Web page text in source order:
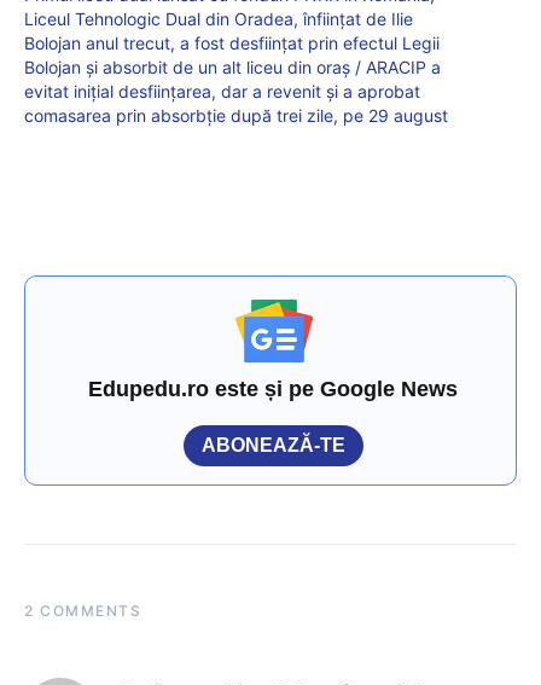
Liceul Tehnologic Dual din Oradea, înființat de Ilie
Bolojan anul trecut, a fost desființat prin efectul Legii
Bolojan și absorbit de un alt liceu din oraș / ARACIP a
evitat inițial desființarea, dar a revenit și a aprobat
comasarea prin absorbție după trei zile, pe 29 august
Edupedu.ro este și pe Google News
ABONEAZĂ-TE
2 COMMENTS